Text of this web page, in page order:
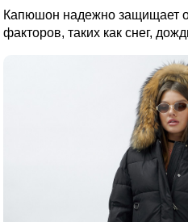
Капюшон надежно защищает
факторов, таких как снег,